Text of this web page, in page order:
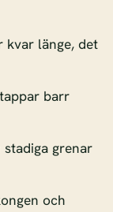
kvar länge, det
barr
grenar
och